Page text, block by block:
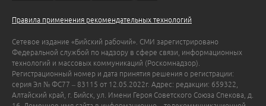
Правила применения рекомендательных технологий
Сетевое издание «Бийский рабочий». СМИ зарегистрировано
Федеральной службой по надзору в сфере связи, информационных
технологий и массовых коммуникаций (Роскомнадзор).
Регистрационный номер и дата принятия решения о регистрации:
серия Эл № ФС77 – 83115 от 12.05.2022г. Адрес: редакции: 659322,
Алтайский край, г. Бийск, ул. Имени Героя Советского Союза Спекова, д.